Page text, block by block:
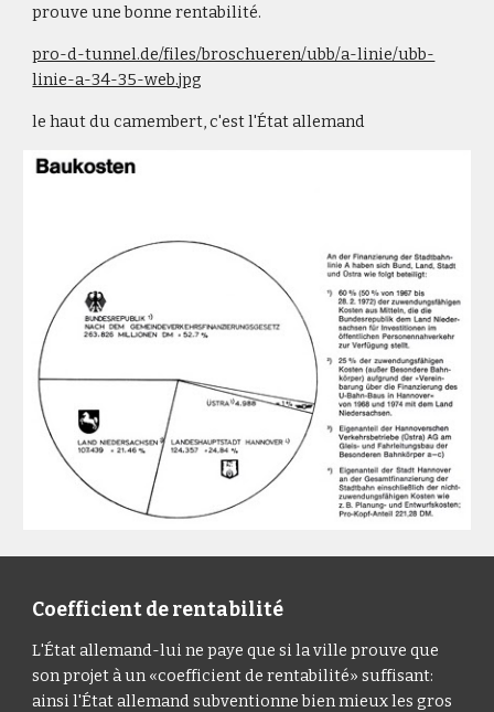
prouve une bonne rentabilité.
pro-d-tunnel.de/files/broschueren/ubb/a-linie/ubb-
linie-a-34-35-web.jpg
le haut du camembert, c'est l'État allemand
Coefficient de rentabilité
L'État allemand-lui ne paye que si la ville prouve que
son projet à un «coefficient de rentabilité» suffisant:
ainsi l'État allemand subventionne bien mieux les gros